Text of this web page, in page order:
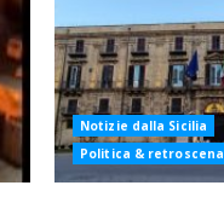
Notizie dalla Sicilia
Politica & retroscena